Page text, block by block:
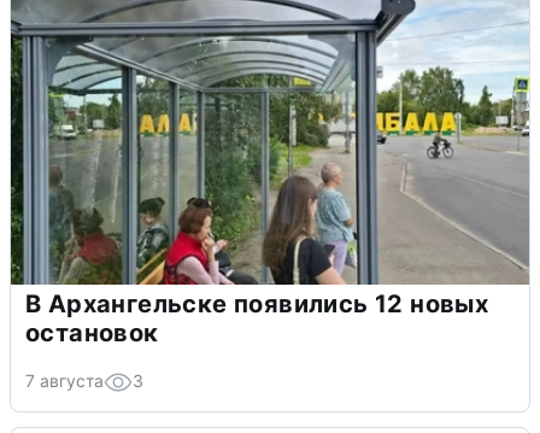
В Архангельске появились 12 новых
остановок
7 августа 3